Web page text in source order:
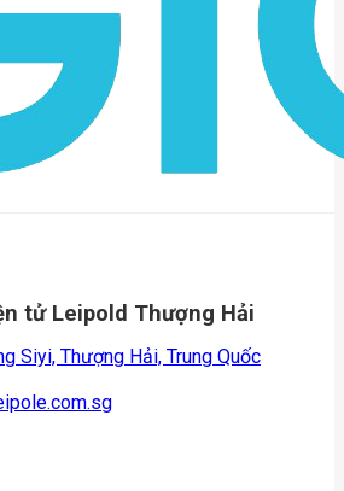
tử Leipold Thượng Hải
Siyi, Thượng Hải, Trung Quốc